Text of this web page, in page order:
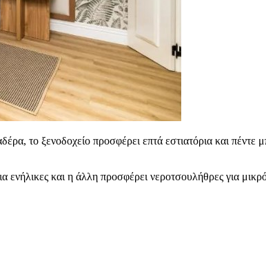
το ξενοδοχείο προσφέρει επτά εστιατόρια και
ενήλικες και η άλλη προσφέρει νεροτσουλήθρες για